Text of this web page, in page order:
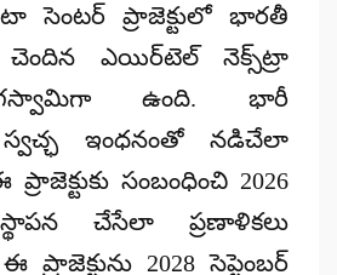
సెంటర్ ప్రాజెక్టులో భారతీ
చెందిన ఎయిర్‌టెల్ నెక్స్‌ట్రా
ఉంది. భారీ
స్వచ్ఛ ఇంధనంతో నడిచేలా
ప్రాజెక్టుకు సంబంధించి 2026
చేసేలా ప్రణాళికలు
2028 సెప్టెంబర్